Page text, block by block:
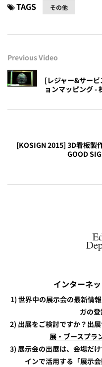
TAGS その他
Previous Video
[レジャー&サー
ョンマッピング -
[KOSIGN 2015] 3D看板製
GOOD
インターネ
1) 世界中の展示会の最新情
ガの
2) 出展をご検討ですか？出
展・ブースプラ
3) 展示会の出展は、会場だ
インで活用する「展示